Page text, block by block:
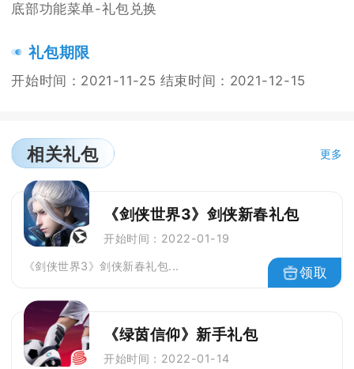
底部功能菜单-礼包兑换
礼包期限
开始时间：2021-11-25 结束时间：2021-12-15
相关礼包 更多
领取
《剑侠世界3》剑侠新春礼包
开始时间：2022-01-19
《剑侠世界3》剑侠新春礼包...
《绿茵信仰》新手礼包
开始时间：2022-01-14